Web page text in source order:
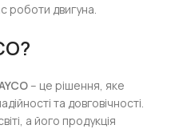
роботи двигуна.
– це рішення, яке
та довговічності.
а його продукція